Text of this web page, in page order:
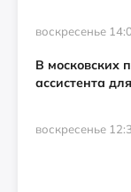
воскресенье
В московских
ассистента
воскресенье